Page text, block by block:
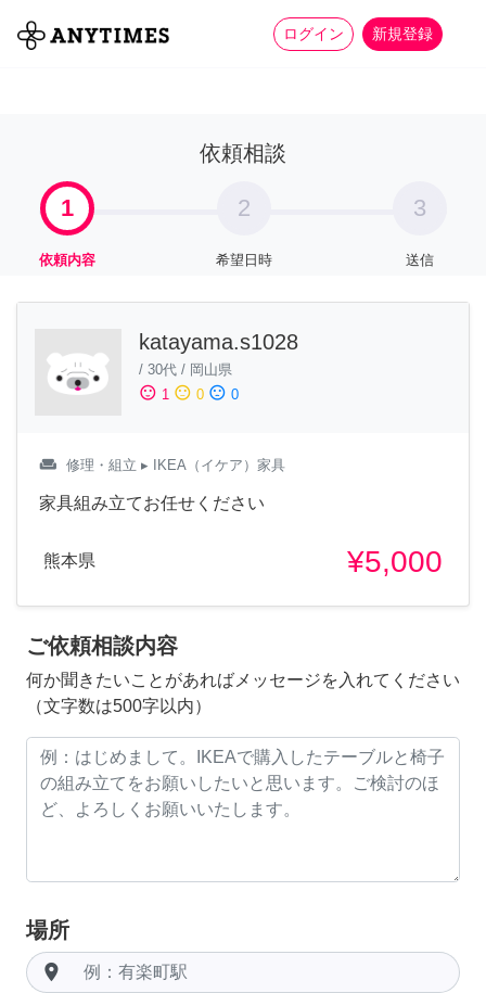
ログイン 新規登録
全て 家事 more_horiz
依頼相談
1
依頼内容
2
希望日時
3
送信
katayama.s1028
/ 30代 / 岡山県
sentiment_satisfied 1 sentiment_neutral 0 sentiment_dissatisfied 0
weekend 修理・組立 ▸ IKEA（イケア）家具
家具組み立てお任せください
熊本県 ¥5,000
ご依頼相談内容
何か聞きたいことがあればメッセージを入れてください
（文字数は500字以内）
場所
room